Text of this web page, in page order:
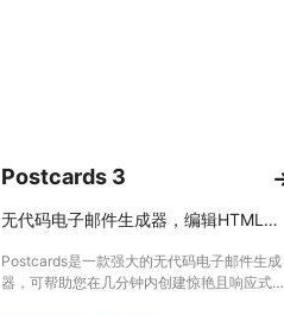
Postcards 3
无代码电子邮件生成器，编辑HTML电子邮件模板 - Postcards by Designmodo
Postcards是一款强大的无代码电子邮件生成
器，可帮助您在几分钟内创建惊艳且响应式的